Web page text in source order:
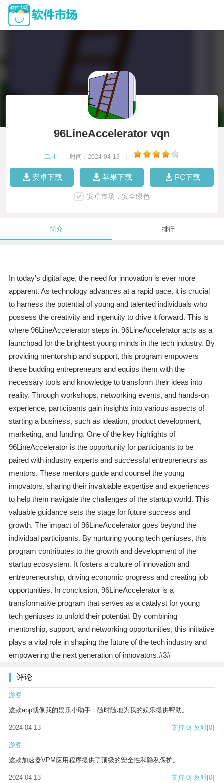
96LineAccelerator vqn
工具 时间：2024-04-13
安卓下载 苹果下载 PC下载
安卓市场，安全绿色
简介 排行
In today's digital age, the need for innovation is ever more
apparent. As technology advances at a rapid pace, it is crucial
to harness the potential of young and talented individuals who
possess the creativity and ingenuity to drive it forward. This is
where 96LineAccelerator steps in. 96LineAccelerator acts as a
launchpad for the brightest young minds in the tech industry. By
providing mentorship and support, this program empowers
these budding entrepreneurs and equips them with the
necessary tools and knowledge to transform their ideas into
reality. Through workshops, networking events, and hands-on
experience, participants gain insights into various aspects of
starting a business, such as ideation, product development,
marketing, and funding. One of the key highlights of
96LineAccelerator is the opportunity for participants to be
paired with industry experts and successful entrepreneurs as
mentors. These mentors guide and counsel the young
innovators, sharing their invaluable expertise and experiences
to help them navigate the challenges of the startup world. This
valuable guidance sets the stage for future success and
growth. The impact of 96LineAccelerator goes beyond the
individual participants. By nurturing young tech geniuses, this
program contributes to the growth and development of the
startup ecosystem. It fosters a culture of innovation and
entrepreneurship, driving economic progress and creating job
opportunities. In conclusion, 96LineAccelerator is a
transformative program that serves as a catalyst for young
tech geniuses to unfold their potential. By combining
mentorship, support, and networking opportunities, this initiative
plays a vital role in shaping the future of the tech industry and
empowering the next generation of innovators.#3#
评论
游客
这款app就像我的娱乐小助手，随时随地为我的娱乐提供帮助。
2024-04-13 支持[0] 反对[0]
游客
这款加速器VPM应用程序提供了顶级的安全性和隐私保护。
2024-04-13 支持[0] 反对[0]